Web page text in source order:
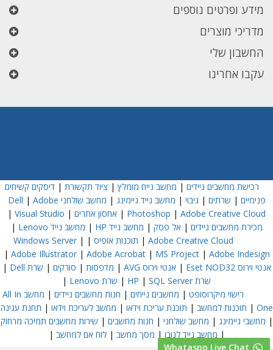
מידע ופרטים נוספים
מדריכי מוצרים
החשבון שלי
עקבו אחרינו
רכישת מחשבים ניידים | מחשב נייח מומלץ | ציוד תקשורת |דיסקים קשיחים
פנימיים | שרתים | גיבוי | מחשב נייד גיימינג | מחשב שולחני Dell | Adobe
Photoshop | Adobe Creative Cloud
| אחסון אתרים |
Visual Studio
|
מכירת מחשבים ניידים | אל פסק | מחשב נייד HP | מחשב נייד Lenovo
|
Adobe Creative Cloud
| תוכנות אופיס |
Windows Server|
Adobe Illustrator| Adobe Acrobat| MS Project| Adobe Indesign
|
אנטי וירוס Eset NOD32
| אנטי וירוס AVG | מדפסות | סורקים | שרת Dell
|
שרת HP
| SQL Server
| שרת Lenovo
|
רישוי מיקרוסופט | מחשבים נייחים | חנות מחשבים ניידים |
מחשב All In
One
| תוכנות למחשב | תוכנת עריכת וידאו | מחשב לעריכת וידאו | תחנת עגינה
| מחשבי גיימינג | מחשב שולחני | חנות מחשבים | שירות מחשבים תמיכה מרחוק
| מחשב נייד לנובו | מסך מחשב |לוח אם למחשב |